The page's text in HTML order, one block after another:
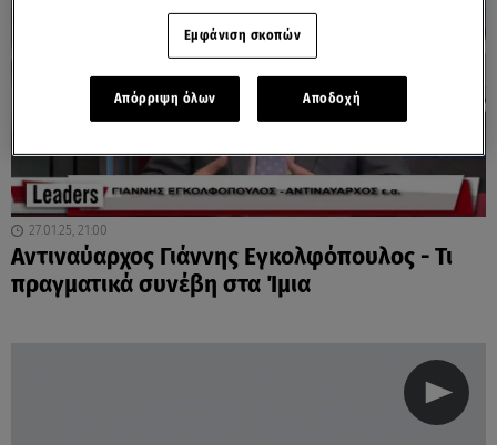
27.01.25, 21:00
Αντιναύαρχος Γιάννης Εγκολφόπουλος - Τι
πραγματικά συνέβη στα Ίμια
Εμφάνιση σκοπών
Απόρριψη όλων Αποδοχή